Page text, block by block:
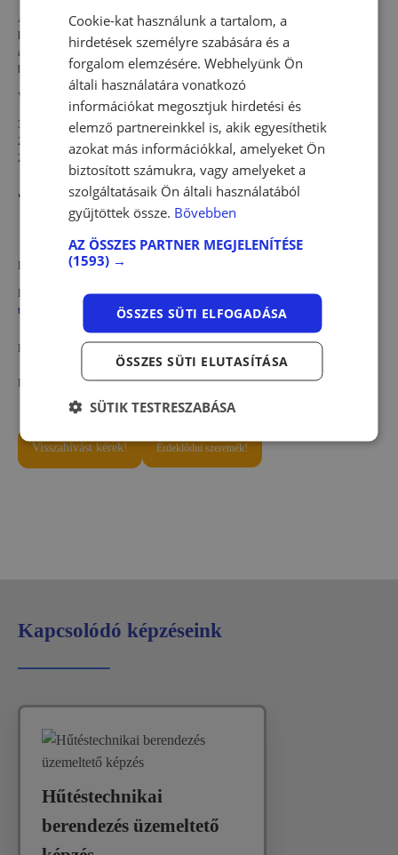
A Nyomástartóedény gépész képesítő képzés célja, hogy a jogszabályok által előírt
képzést elvégző szakember – korábbi szakmai tapasztalatára és kompetenciáira
alapozva megszerezze a munkaterületéhez tartozó legjellemzőbb feladatkörök
betöltéséhez szükséges ismereteket.
Vonatkozó jogszabályok:
365/2016. (XI. 29.) Korm. rendelet
2/2016. (I. 5.) NGM rendelet
213/2019. (VIII. 27.) Korm. rendelet
Jelentkezéshez szükséges:
kitöltött és aláírt Jelentkezési lap
A továbbképzés szakterülete szerinti szakképesítés megléte
Engedély szám: BP/0102/853-5/2024
Ha szeretné tovább fejleszteni tudását elérhető nálunk aNyomástartó edény gépész
továbbképzés
Felnőttképzési nyilvántartási szám:
Felnőttképzési engedély szám:E/2023/000041
Visszahívást kérek! Érdeklődni szeretnék!
Kapcsolódó képzéseink
Hűtéstechnikai
berendezés üzemeltető
Cookie-kat használunk a tartalom, a
hirdetések személyre szabására és a
forgalom elemzésére. Webhelyünk Ön
általi használatára vonatkozó
információkat megosztjuk hirdetési és
elemző partnereinkkel is, akik egyesíthetik
azokat más információkkal, amelyeket Ön
biztosított számukra, vagy amelyeket a
szolgáltatásaik Ön általi használatából
gyűjtöttek össze. Bővebben
AZ ÖSSZES PARTNER MEGJELENÍTÉSE
(1593) →
ÖSSZES SÜTI ELFOGADÁSA
ÖSSZES SÜTI ELUTASÍTÁSA
SÜTIK TESTRESZABÁSA